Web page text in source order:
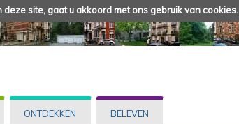
site, gaat u akkoord met ons gebruik van cookies.
ONTDEKKEN BELEVEN